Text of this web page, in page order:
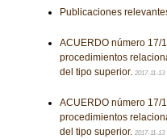
Publicaciones
ACUERDO número 17/
procedimientos
del tipo superior. 2017-11-13
ACUERDO número 17/
procedimientos
del tipo superior. 2017-11-13